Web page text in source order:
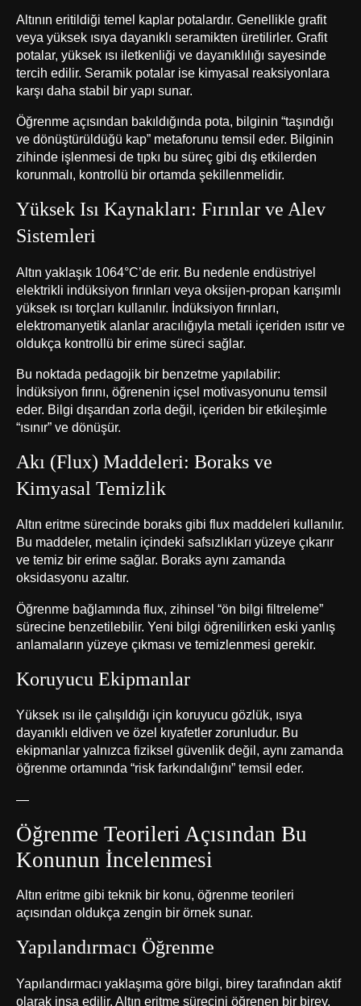
Altının eritildiği temel kaplar potalardır. Genellikle grafit
veya yüksek ısıya dayanıklı seramikten üretilirler. Grafit
potalar, yüksek ısı iletkenliği ve dayanıklılığı sayesinde
tercih edilir. Seramik potalar ise kimyasal reaksiyonlara
karşı daha stabil bir yapı sunar.
Öğrenme açısından bakıldığında pota, bilginin “taşındığı
ve dönüştürüldüğü kap” metaforunu temsil eder. Bilginin
zihinde işlenmesi de tıpkı bu süreç gibi dış etkilerden
korunmalı, kontrollü bir ortamda şekillenmelidir.
Yüksek Isı Kaynakları: Fırınlar ve Alev
Sistemleri
Altın yaklaşık 1064°C’de erir. Bu nedenle endüstriyel
elektrikli indüksiyon fırınları veya oksijen-propan karışımlı
yüksek ısı torçları kullanılır. İndüksiyon fırınları,
elektromanyetik alanlar aracılığıyla metali içeriden ısıtır ve
oldukça kontrollü bir erime süreci sağlar.
Bu noktada pedagojik bir benzetme yapılabilir:
İndüksiyon fırını, öğrenenin içsel motivasyonunu temsil
eder. Bilgi dışarıdan zorla değil, içeriden bir etkileşimle
“ısınır” ve dönüşür.
Akı (Flux) Maddeleri: Boraks ve
Kimyasal Temizlik
Altın eritme sürecinde boraks gibi flux maddeleri kullanılır.
Bu maddeler, metalin içindeki safsızlıkları yüzeye çıkarır
ve temiz bir erime sağlar. Boraks aynı zamanda
oksidasyonu azaltır.
Öğrenme bağlamında flux, zihinsel “ön bilgi filtreleme”
sürecine benzetilebilir. Yeni bilgi öğrenilirken eski yanlış
anlamaların yüzeye çıkması ve temizlenmesi gerekir.
Koruyucu Ekipmanlar
Yüksek ısı ile çalışıldığı için koruyucu gözlük, ısıya
dayanıklı eldiven ve özel kıyafetler zorunludur. Bu
ekipmanlar yalnızca fiziksel güvenlik değil, aynı zamanda
öğrenme ortamında “risk farkındalığını” temsil eder.
—
Öğrenme Teorileri Açısından Bu
Konunun İncelenmesi
Altın eritme gibi teknik bir konu, öğrenme teorileri
açısından oldukça zengin bir örnek sunar.
Yapılandırmacı Öğrenme
Yapılandırmacı yaklaşıma göre bilgi, birey tarafından aktif
olarak inşa edilir. Altın eritme sürecini öğrenen bir birey,